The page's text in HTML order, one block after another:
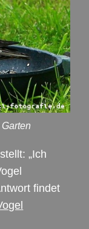
„Ich
findet